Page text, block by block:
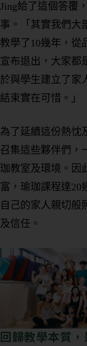
Jing給了這個答覆
事。「其實我們大
教學了10幾年，從
宣布退出，大家都
於與學生建立了家
結束實在可惜。」
為了延續這份熱忱
召集這些夥伴們，
珈教室及環境。因
富，瑜珈課程達20
自己的家人親切般
及信任。
回歸教學本質